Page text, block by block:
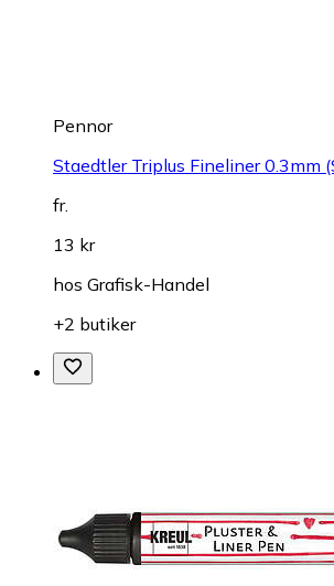
Pennor
Staedtler Triplus Fineliner 0.3mm
fr.
13 kr
hos Grafisk-Handel
+2 butiker